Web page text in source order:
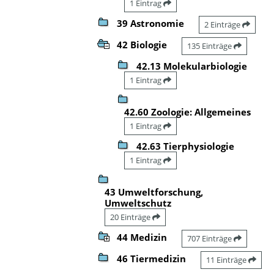
1 Eintrag
39 Astronomie 2 Einträge
42 Biologie 135 Einträge
42.13 Molekularbiologie
1 Eintrag
42.60 Zoologie: Allgemeines
1 Eintrag
42.63 Tierphysiologie
1 Eintrag
43 Umweltforschung,
Umweltschutz
20 Einträge
44 Medizin 707 Einträge
46 Tiermedizin 11 Einträge